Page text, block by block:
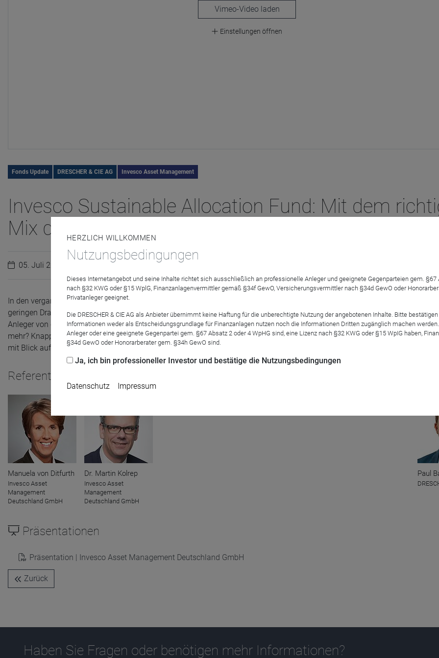
laden
Einstellungen öffnen
Fonds Update DRESCHER & CIE AG Invesco Asset Management
Invesco Sustainable Allocation Fund: Mit dem
Mix durch die Krise?
05. Juli 2022
In den vergangenen Jahren lief es gut für den
geringen Drawdowns. Unser Fazit nach dem Webinar Ende Oktober war klar: Der flexible Mischfonds leistet genau das, was
Anleger von einem Multi-Asset-Produkt erwarten kann: Beständigkeit, Nachhaltigkeit und ein breit diversifiziertes Portfolio.
mehr? Knapp 8 Monate später bitten wir Invesco um ein Update und fragen nach, wie sich der Fonds im laufenden Jahr
mit Blick auf das Portfolio geändert wurde.
Referenten
Manuela von Ditfurth
Invesco Asset
Management
Deutschland GmbH
Dr. Martin Kolrep
Invesco Asset
Management
Deutschland GmbH
Paul
Präsentationen
Präsentation | Invesco Asset Management Deutschland GmbH
Zurück
Haben Sie Fragen oder benötigen mehr Informationen?
HERZLICH WILLKOMMEN
Nutzungsbedingungen
Dieses Internetangebot und seine Inhalte richtet sich ausschließlich an professionelle Anleger und geeignete Gegenparteien gem.
nach §32 KWG oder §15 WplG, Finanzanlagenvermittler gemäß §34f GewO, Versicherungsvermittler nach §34d GewO oder
Privatanleger geeignet.
Die DRESCHER & CIE AG als Anbieter übernimmt keine Haftung für die unberechtigte Nutzung der angebotenen Inhalte. Bitte
Informationen weder als Entscheidungsgrundlage für Finanzanlagen nutzen noch die Informationen Dritten zugänglich machen
Anleger oder eine geeignete Gegenpartei gem. §67 Absatz 2 oder 4 WpHG sind, eine Lizenz nach §32 KWG oder §15 WpIG haben,
§34d GewO oder Honorarberater gem. §34h GewO sind.
Ja, ich bin professioneller Investor und bestätige die Nutzungsbedingungen
Datenschutz Impressum
Zweck
Ablauf